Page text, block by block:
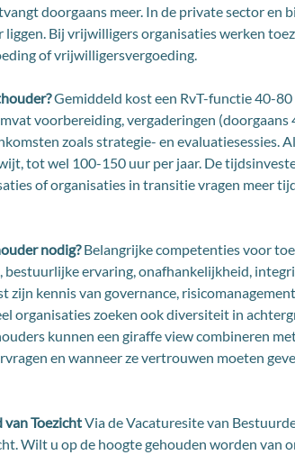
doorgaans meer. In de private sector en
Bij vrijwilligers organisaties werken
of vrijwilligersvergoeding.
Gemiddeld kost een RvT-functie 40-80
voorbereiding, vergaderingen (doorgaans
zoals strategie- en evaluatiesessies.
tot wel 100-150 uur per jaar. De
of organisaties in transitie vragen meer
nodig?Belangrijke competenties voor
bestuurlijke ervaring, onafhankelijkheid,
zijn kennis van governance,
organisaties zoeken ook diversiteit in
kunnen een giraffe view combineren
en wanneer ze vertrouwen moeten
van ToezichtVia de Vacaturesite van
Wilt u op de hoogte gehouden worden van